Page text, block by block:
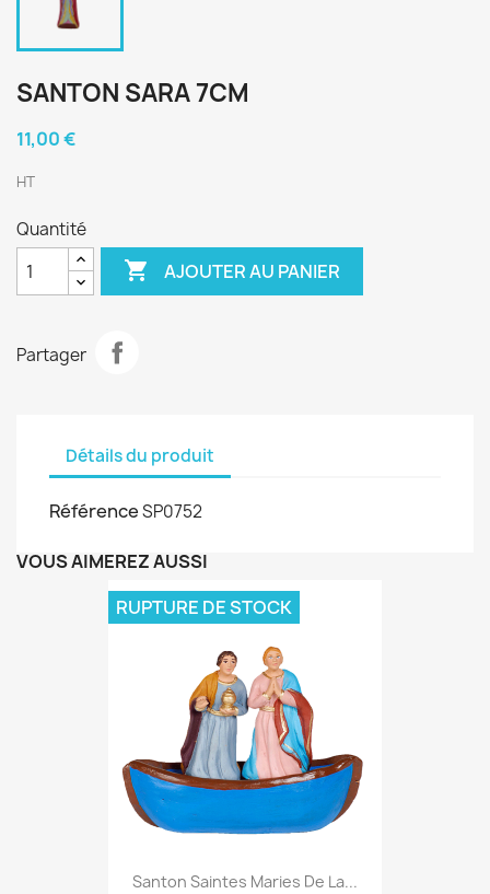
SANTON SARA 7CM
11,00 €
HT
Quantité
 AJOUTER AU PANIER
Partager
Détails du produit
RéférenceSP0752
VOUS AIMEREZ AUSSI
Santon Saintes Maries De La...
RUPTURE DE STOCK